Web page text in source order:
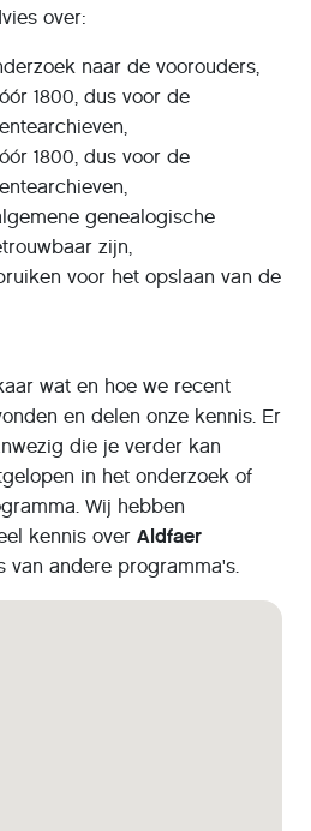
over:
naar de voorouders,
1800, dus voor de
1800, dus voor de
genealogische
zijn,
voor het opslaan van de
wat en hoe we recent
en delen onze kennis. Er
die je verder kan
in het onderzoek of
Wij hebben
kennis over Aldfaer
van andere programma's.